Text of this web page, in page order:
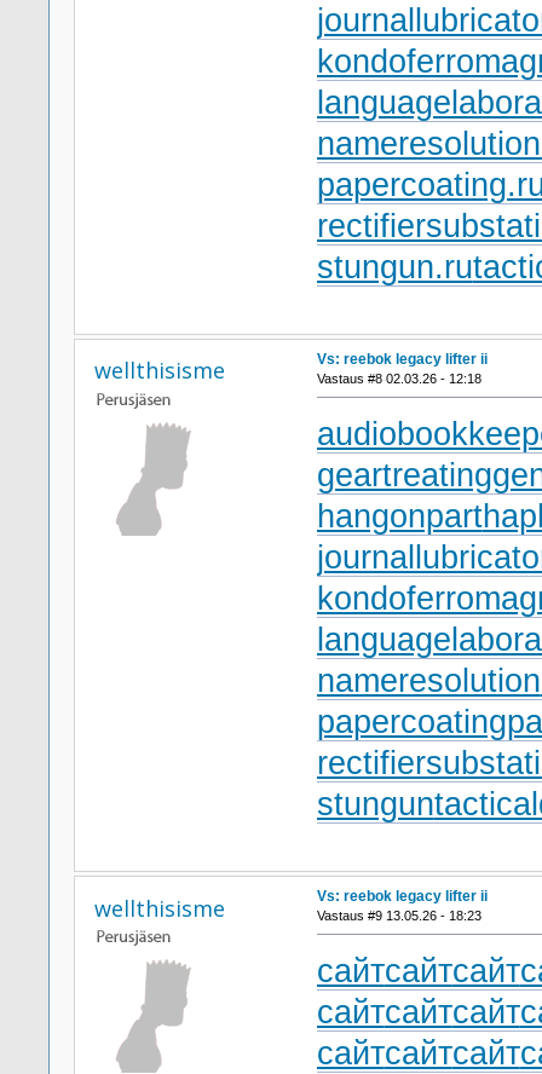
stungun.ru
wellthisisme Vs: reebok legacy lifter ii
Vastaus #8 02.03.26 - 12:18
geartreating
hangonpart
nameresolution
papercoating
stungun
wellthisisme Vs: reebok legacy lifter ii
Vastaus #9 13.05.26 - 18:23
сайтсайтсайт
сайтсайтсайт
сайтсайтсайт